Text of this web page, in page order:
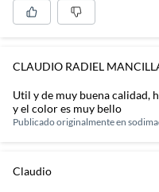
CLAUDIO RADIEL
Util y de muy buena calidad,
y el color es muy bello
Publicado originalmente en
Claudio